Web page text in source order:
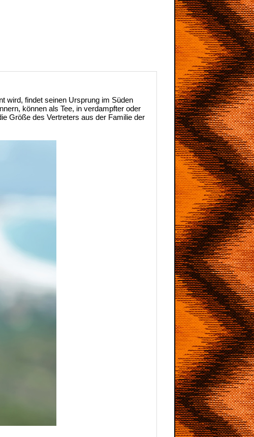
wird, findet seinen Ursprung im Süden
können als Tee, in verdampfter oder
Größe des Vertreters aus der Familie der